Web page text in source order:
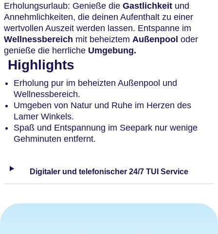
Erholungsurlaub: Genieße die Gastlichkeit und
Annehmlichkeiten, die deinen Aufenthalt zu einer
wertvollen Auszeit werden lassen. Entspanne im
Wellnessbereich mit beheiztem Außenpool oder
genieße die herrliche Umgebung.
Highlights
Erholung pur im beheizten Außenpool und
Wellnessbereich.
Umgeben von Natur und Ruhe im Herzen des
Lamer Winkels.
Spaß und Entspannung im Seepark nur wenige
Gehminuten entfernt.
Digitaler und telefonischer 24/7 TUI Service